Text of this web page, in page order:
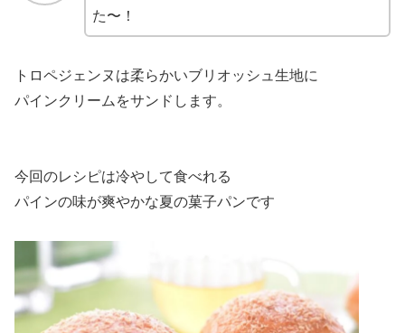
た〜！
トロペジェンヌは柔らかいブリオッシュ生地に
パインクリームをサンドします。
今回のレシピは冷やして食べれる
パインの味が爽やかな夏の菓子パンです